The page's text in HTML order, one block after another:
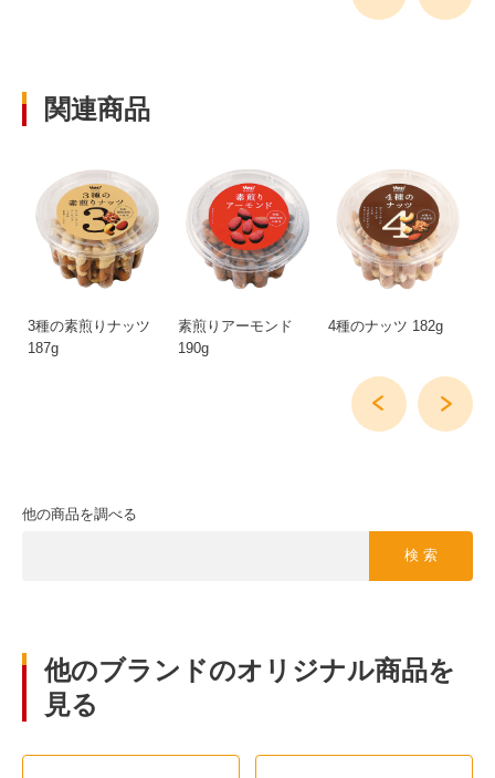
関連商品
3種の素煎りナッツ
187g
素煎りアーモンド
190g
4種のナッツ 182g
他の商品を調べる
検 索
他のブランドのオリジナル商品を
見る